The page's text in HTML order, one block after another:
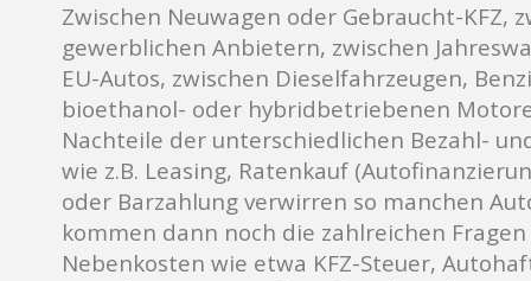
Zwischen Neuwagen oder Gebraucht-KFZ,
gewerblichen Anbietern, zwischen
EU-Autos, zwischen Dieselfahrzeugen,
bioethanol- oder hybridbetriebenen
Nachteile der unterschiedlichen Bezahl-
wie z.B. Leasing, Ratenkauf
oder Barzahlung verwirren so manchen
kommen dann noch die zahlreichen
Nebenkosten wie etwa KFZ-Steuer,